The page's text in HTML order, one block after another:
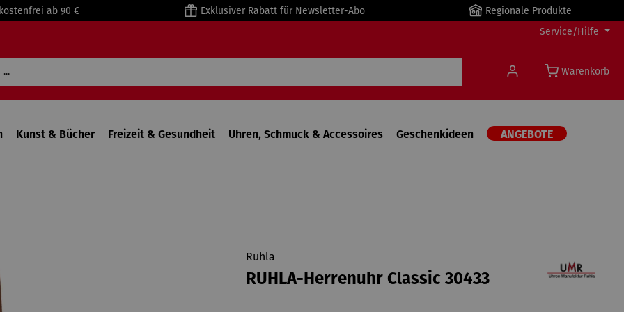
ab 90 € Exklusiver Rabatt für Newsletter-Abo
Regionale Produkte
Service/Hilfe
Warenkorb
Kunst & Bücher Freizeit & Gesundheit Uhren, Schmuck & Accessoires Geschenkideen ANGEBOTE
Ruhla
RUHLA-Herrenuhr Classic 30433